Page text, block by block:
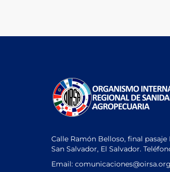
Calle Ramón Belloso, final pasaje
San Salvador, El Salvador.
Email: comunicaciones@oirsa.org